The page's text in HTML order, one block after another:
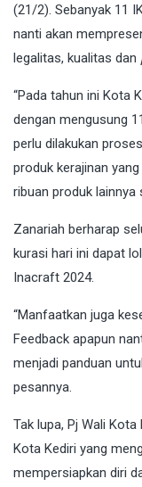
(21/2). Sebanyak 11
nanti akan
legalitas, kualitas dan
“Pada tahun ini Kota
dengan mengusung
perlu dilakukan
produk kerajinan
ribuan produk lainnya
Zanariah berharap
kurasi hari ini dapat
Inacraft 2024.
“Manfaatkan juga
Feedback apapun
menjadi panduan
pesannya.
Tak lupa, Pj Wali
Kota Kediri yang
mempersiapkan diri